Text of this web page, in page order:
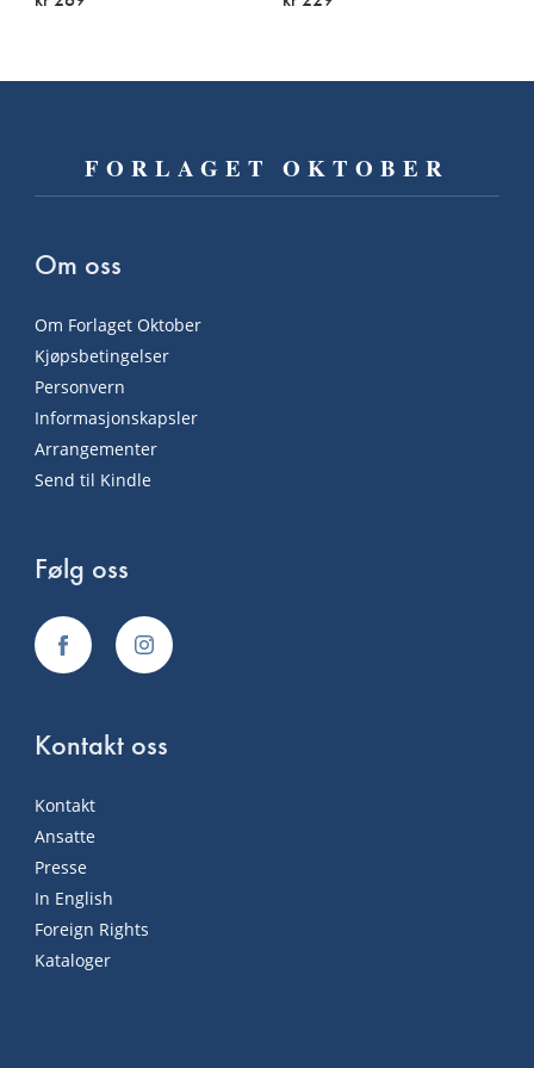
Les
Les
FORLAGET OKTOBER
Om oss
Om Forlaget Oktober
Kjøpsbetingelser
Personvern
Informasjonskapsler
Arrangementer
Send til Kindle
Følg oss
Kontakt oss
Kontakt
Ansatte
Presse
In English
Foreign Rights
Kataloger